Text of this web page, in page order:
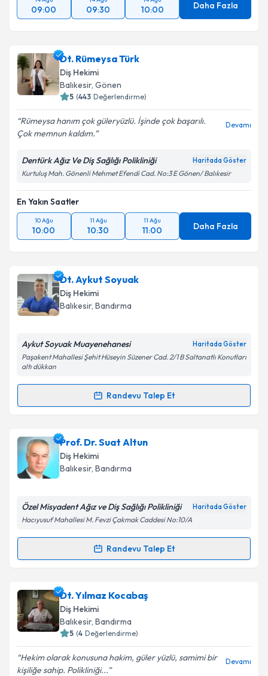
09:00 09:30 10:00 Daha Fazla
Dt. Rümeysa Türk
Diş Hekimi
Balıkesir, Gönen
5 (443 Değerlendirme)
Rümeysa hanım çok güleryüzlü. İşinde çok başarılı.
Çok memnun kaldım.
Devamı
Dentürk Ağız Ve Diş Sağlığı Polikliniği Haritada Göster
Kurtuluş Mah. Gönenli Mehmet Efendi Cad. No:3 E Gönen/ Balıkesir
En Yakın Saatler
10 Ağu
10:00
11 Ağu
10:30
11 Ağu
11:00 Daha Fazla
Dt. Aykut Soyuak
Diş Hekimi
Balıkesir, Bandırma
Aykut Soyuak Muayenehanesi Haritada Göster
Paşakent Mahallesi Şehit Hüseyin Süzener Cad. 2/1 B Saltanatlı Konutları
altı dükkan
Randevu Talep Et
Randevu Takvimi Talebi
Dt. Aykut Soyuakiçin randevu takvimi talebi
oluşturun. Size bu uzmandan randevu almanız için bir
takvim hazırlandığında e-posta ile bilgilendireceğiz.
Kişisel verilerimin işlenmesine ilişkin
Metni'ni okudum ve kişisel verilerimin belirtilen
Takvim Talebini Gönder
Prof. Dr. Suat Altun
Diş Hekimi
Balıkesir, Bandırma
Özel Misyadent Ağız ve Diş Sağlığı Polikliniği Haritada Göster
Hacıyusuf Mahallesi M. Fevzi Çakmak Caddesi No:10/A
Randevu Talep Et
Randevu Takvimi Talebi
Prof. Dr. Suat Altuniçin randevu takvimi talebi
oluşturun. Size bu uzmandan randevu almanız için bir
takvim hazırlandığında e-posta ile bilgilendireceğiz.
Dt. Yılmaz Kocabaş
Diş Hekimi
Balıkesir, Bandırma
5 (4 Değerlendirme)
Hekim olarak konusuna hakim, güler yüzlü, samimi bir
kişiliğe sahip. Polikliniği...
Devamı